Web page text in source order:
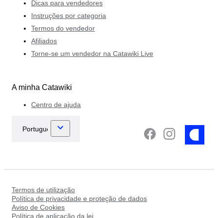
Dicas para vendedores
Instruções por categoria
Termos do vendedor
Afiliados
Torne-se um vendedor na Catawiki Live
A minha Catawiki
Centro de ajuda
Termos de utilização
Política de privacidade e proteção de dados
Aviso de Cookies
Política de aplicação da lei